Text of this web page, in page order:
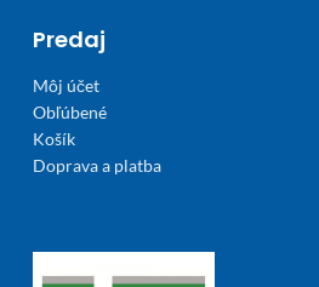
Predaj
Môj účet
Obľúbené
Košík
Doprava a platba